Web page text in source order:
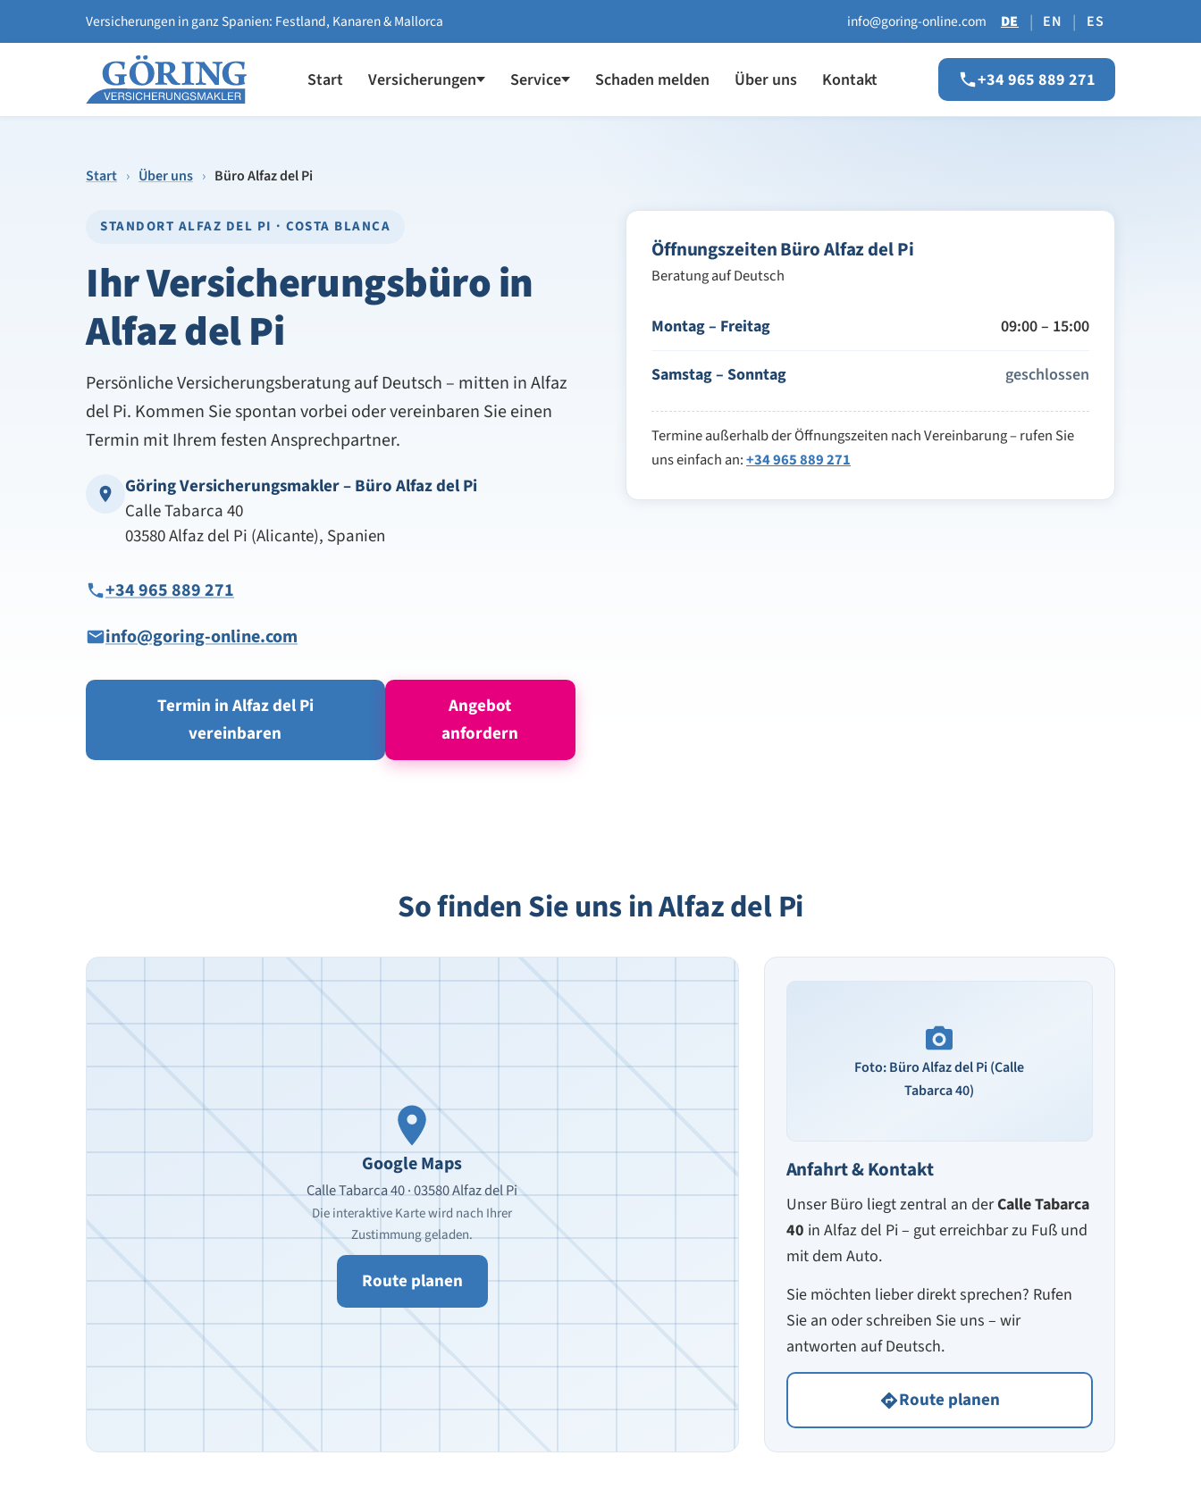
Versicherungen in ganz Spanien: Festland, Kanaren & Mallorca info@goring-online.com DE | EN | ES
Start Versicherungen Service Schaden melden Über uns Kontakt +34 965 889 271
Start › Über uns › Büro Alfaz del Pi
STANDORT ALFAZ DEL PI · COSTA BLANCA
Ihr Versicherungsbüro in
Alfaz del Pi
Persönliche Versicherungsberatung auf Deutsch – mitten in Alfaz
del Pi. Kommen Sie spontan vorbei oder vereinbaren Sie einen
Termin mit Ihrem festen Ansprechpartner.
Göring Versicherungsmakler – Büro Alfaz del Pi
Calle Tabarca 40
03580 Alfaz del Pi (Alicante), Spanien
+34 965 889 271
info@goring-online.com
Termin in Alfaz del Pi
vereinbaren
Angebot
anfordern
Öffnungszeiten Büro Alfaz del Pi
Beratung auf Deutsch
Montag – Freitag 09:00 – 15:00
Samstag – Sonntag geschlossen
Termine außerhalb der Öffnungszeiten nach Vereinbarung – rufen Sie
uns einfach an:+34 965 889 271
So finden Sie uns in Alfaz del Pi
Google Maps
Calle Tabarca 40 · 03580 Alfaz del Pi
Die interaktive Karte wird nach Ihrer
Zustimmung geladen.
Route planen
Foto: Büro Alfaz del Pi (Calle
Tabarca 40)
Anfahrt & Kontakt
Unser Büro liegt zentral an derCalle Tabarca
40 in Alfaz del Pi – gut erreichbar zu Fuß und
mit dem Auto.
Sie möchten lieber direkt sprechen? Rufen
Sie an oder schreiben Sie uns – wir
antworten auf Deutsch.
Route planen